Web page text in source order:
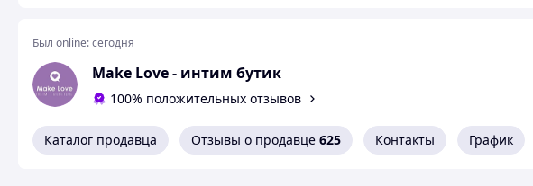
Похожие товары по характеристикам
Был online:сегодня
Make Love - интим бутик
100% положительных отзывов
Каталог продавца Отзывы о продавце 625 Контакты График